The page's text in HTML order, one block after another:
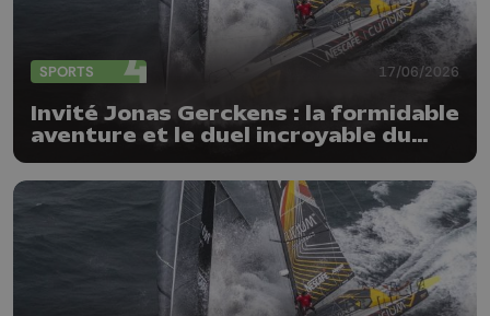
SPORTS 17/06/2026
Invité Jonas Gerckens : la formidable
aventure et le duel incroyable du
Globe40